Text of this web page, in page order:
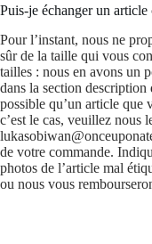
Puis-je échanger un
Pour l’instant, nous ne
sûr de la taille qui vous
tailles : nous en avons un
dans la section
possible qu’un article que
c’est le cas, veuillez nous
de votre commande.
photos de l’article mal
ou nous vous